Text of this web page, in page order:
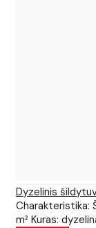
Dyzelinis
Charakteristika:
m² Kuras: